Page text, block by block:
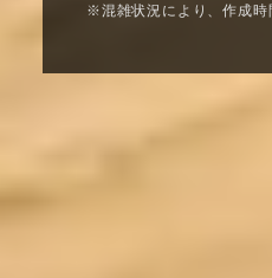
※混雑状況により、作成